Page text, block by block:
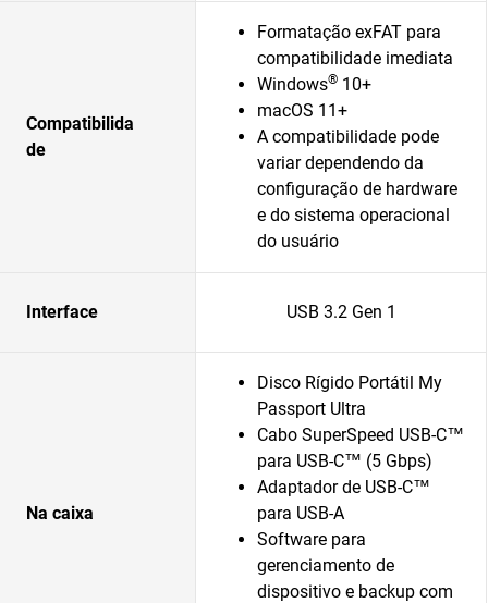
Compatibilida
de
Formatação exFAT para
compatibilidade imediata
Windows® 10+
macOS 11+
A compatibilidade pode
variar dependendo da
configuração de hardware
e do sistema operacional
do usuário
Interface USB 3.2 Gen 1
Na caixa
Disco Rígido Portátil My
Passport Ultra
Cabo SuperSpeed USB-C™
para USB-C™ (5 Gbps)
Adaptador de USB-C™
para USB-A
Software para
gerenciamento de
dispositivo e backup com